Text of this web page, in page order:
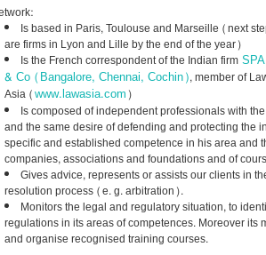
Is based in Paris, Toulouse and Marseille (next
are firms in Lyon and Lille by the end of the year)
Is the French correspondent of the Indian firm
& Co (Bangalore, Chennai, Cochin), member of
Asia (www.lawasia.com)
Is composed of independent professionals with
and the same desire of defending and protecting the
specific and established competence in his area and
companies, associations and foundations and of
Gives advice, represents or assists our clients in
resolution process (e. g. arbitration).
Monitors the legal and regulatory situation, to
regulations in its areas of competences. Moreover
and organise recognised training courses.